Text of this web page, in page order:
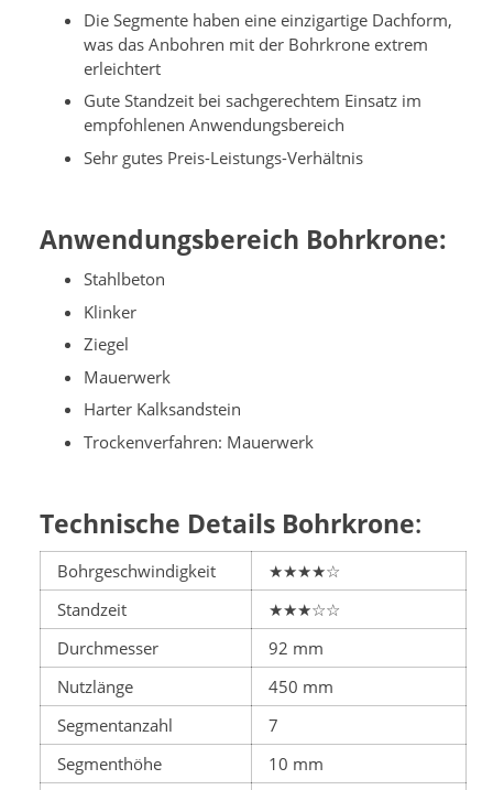
Die Segmente haben eine einzigartige Dachform,
was das Anbohren mit der Bohrkrone extrem
erleichtert
Gute Standzeit bei sachgerechtem Einsatz im
empfohlenen Anwendungsbereich
Sehr gutes Preis-Leistungs-Verhältnis
Anwendungsbereich Bohrkrone:
Stahlbeton
Klinker
Ziegel
Mauerwerk
Harter Kalksandstein
Trockenverfahren: Mauerwerk
Technische Details Bohrkrone:
Bohrgeschwindigkeit
★★★★☆
Standzeit
★★★☆☆
Durchmesser
92 mm
Nutzlänge
450 mm
Segmentanzahl
7
Segmenthöhe
10 mm